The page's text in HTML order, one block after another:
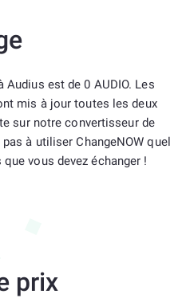
Audius est de 0 AUDIO. Les
mis à jour toutes les deux
sur notre convertisseur de
à utiliser ChangeNOW quel
vous devez échanger !
prix